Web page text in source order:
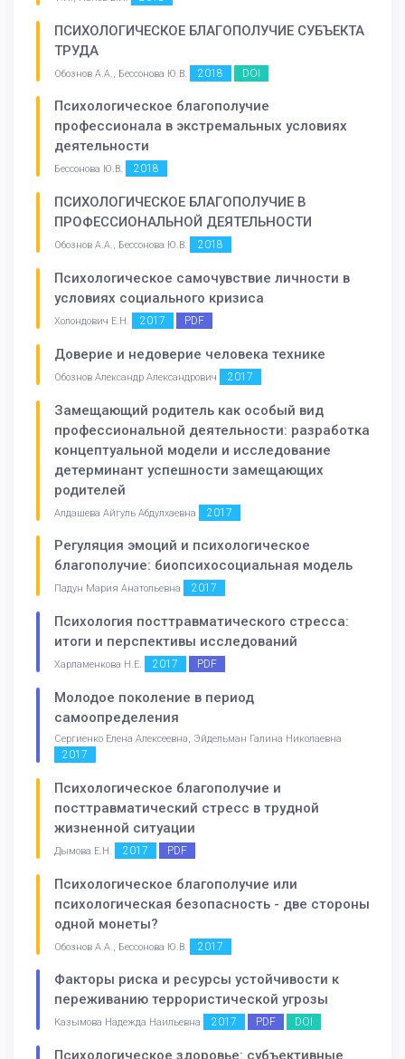
ПСИХОЛОГИЧЕСКОЕ БЛАГОПОЛУЧИЕ СУБЪЕКТА
ТРУДА
Обознов А.А., Бессонова Ю.В. 2018 DOI
Психологическое благополучие
профессионала в экстремальных условиях
деятельности
Бессонова Ю.В. 2018
ПСИХОЛОГИЧЕСКОЕ БЛАГОПОЛУЧИЕ В
ПРОФЕССИОНАЛЬНОЙ ДЕЯТЕЛЬНОСТИ
Обознов А.А., Бессонова Ю.В. 2018
Психологическое самочувствие личности в
условиях социального кризиса
Холондович Е.Н. 2017 PDF
Доверие и недоверие человека технике
Обознов Александр Александрович 2017
Замещающий родитель как особый вид
профессиональной деятельности: разработка
концептуальной модели и исследование
детерминант успешности замещающих
родителей
Алдашева Айгуль Абдулхаевна 2017
Регуляция эмоций и психологическое
благополучие: биопсихосоциальная модель
Падун Мария Анатольевна 2017
Психология посттравматического стресса:
итоги и перспективы исследований
Харламенкова Н.Е. 2017 PDF
Молодое поколение в период
самоопределения
Сергиенко Елена Алексеевна, Эйдельман Галина Николаевна
2017
Психологическое благополучие и
посттравматический стресс в трудной
жизненной ситуации
Дымова Е.Н. 2017 PDF
Психологическое благополучие или
психологическая безопасность - две стороны
одной монеты?
Обознов А.А., Бессонова Ю.В. 2017
Факторы риска и ресурсы устойчивости к
переживанию террористической угрозы
Казымова Надежда Наильевна 2017 PDF DOI
Психологическое здоровье: субъективные